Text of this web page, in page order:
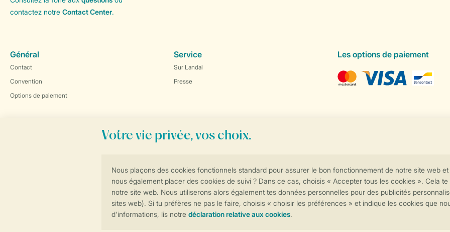
Contrôle de votre vie privée
contactez notre Contact Center.
Général
Contact
Convention
Options de paiement
Service
Sur Landal
Presse
Les options de paiement